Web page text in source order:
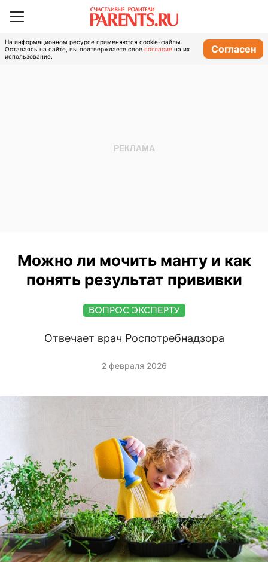
На информационном ресурсе применяются cookie-файлы.
Оставаясь на сайте, вы подтверждаете свое согласие на их
использование.
Согласен
Можно ли мочить манту и как
понять результат прививки
ВОПРОС ЭКСПЕРТУ
Отвечает врач Роспотребнадзора
2 февраля 2026